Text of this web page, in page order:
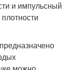
и импульсный